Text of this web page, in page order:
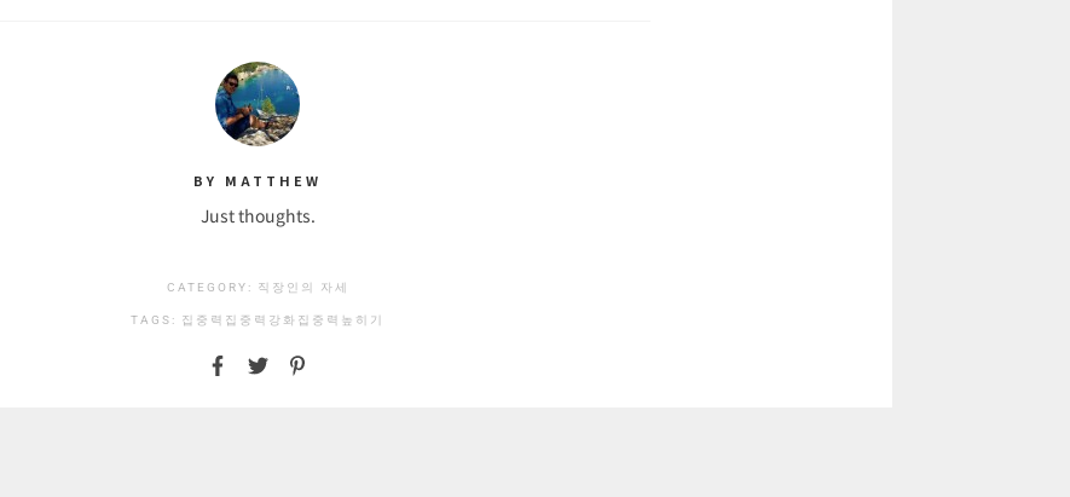
BY MATTHEW
Just thoughts.
CATEGORY: 직장인의 자세
TAGS: 집중력 집중력강화 집중력높히기